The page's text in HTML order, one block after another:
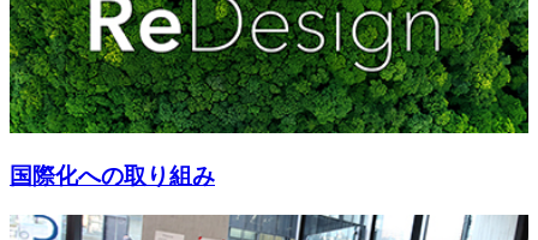
国際化への取り組み